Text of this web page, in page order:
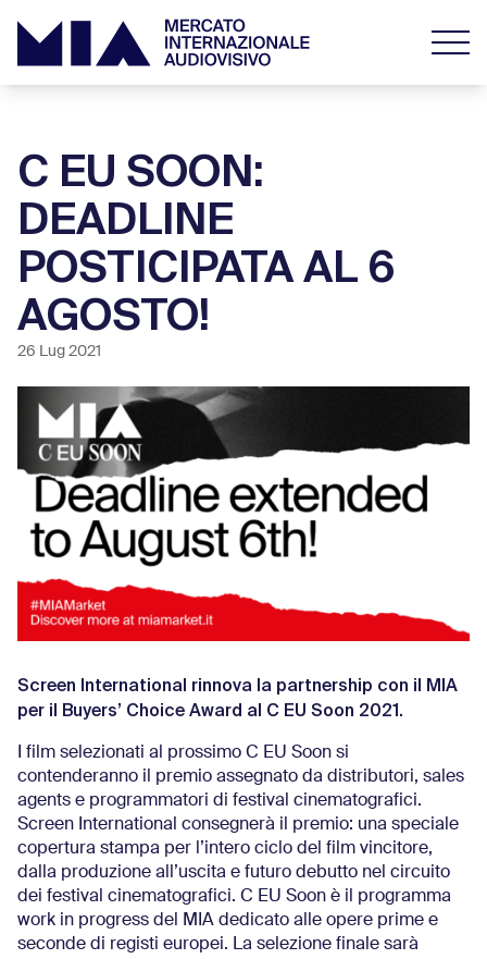
C EU SOON:
DEADLINE
POSTICIPATA AL 6
AGOSTO!
26 Lug 2021
Screen International rinnova la partnership con il MIA
per il Buyers’ Choice Award al C EU Soon 2021.
I film selezionati al prossimo C EU Soon si
contenderanno il premio assegnato da distributori, sales
agents e programmatori di festival cinematografici.
Screen International consegnerà il premio: una speciale
copertura stampa per l’intero ciclo del film vincitore,
dalla produzione all’uscita e futuro debutto nel circuito
dei festival cinematografici. C EU Soon è il programma
work in progress del MIA dedicato alle opere prime e
seconde di registi europei. La selezione finale sarà